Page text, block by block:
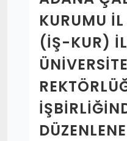
KURUMU
(İŞ-KUR)